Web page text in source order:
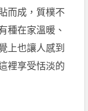
而成，質樸不
種在家溫暖、
上也讓人感到
裡享受恬淡的